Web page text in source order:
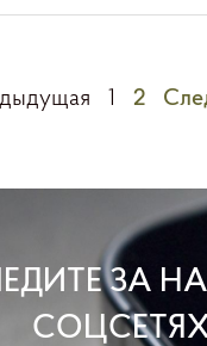
1 2
ЗА